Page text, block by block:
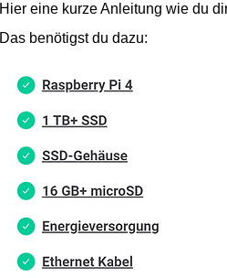
Hier eine kurze Anleitung wie du
Das benötigst du dazu: